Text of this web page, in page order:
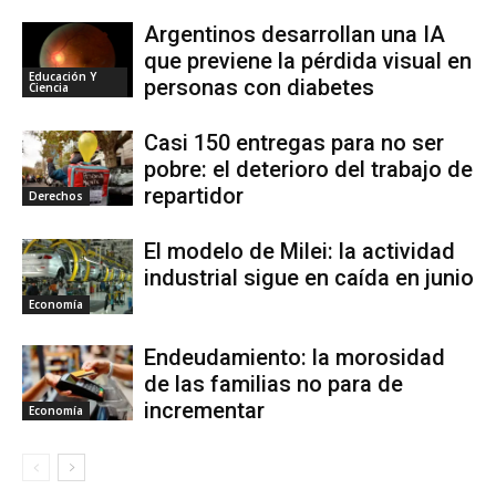
Educación Y
Ciencia
Argentinos desarrollan una IA
que previene la pérdida visual en
personas con diabetes
Derechos
Casi 150 entregas para no ser
pobre: el deterioro del trabajo de
repartidor
Economía
El modelo de Milei: la actividad
industrial sigue en caída en junio
Economía
Endeudamiento: la morosidad
de las familias no para de
incrementar